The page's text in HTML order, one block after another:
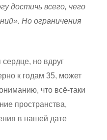
достичь всего, чего
Но ограничения
сердце, но вдруг
к годам 35, может
что всё-таки
пространства,
в нашей дате